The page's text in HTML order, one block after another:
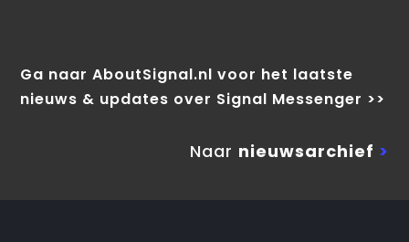
Ga naar AboutSignal.nl voor het laatste
nieuws & updates over Signal Messenger >>
Naar nieuwsarchief >